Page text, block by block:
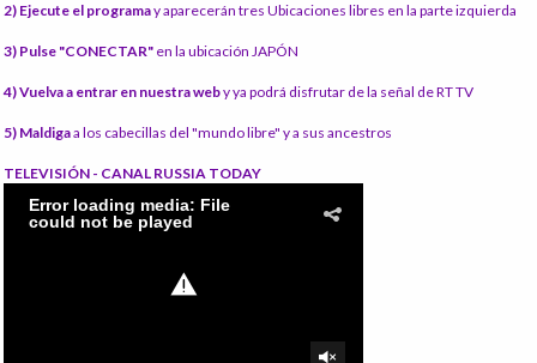
2) Ejecute el programay aparecerán tres Ubicaciones libres en la parte izquierda
3) Pulse "CONECTAR" en la ubicación JAPÓN
4) Vuelva a entrar en nuestra weby ya podrá disfrutar de la señal de RT TV
5) Maldigaa los cabecillas del "mundo libre" y a sus ancestros
TELEVISIÓN - CANAL RUSSIA TODAY